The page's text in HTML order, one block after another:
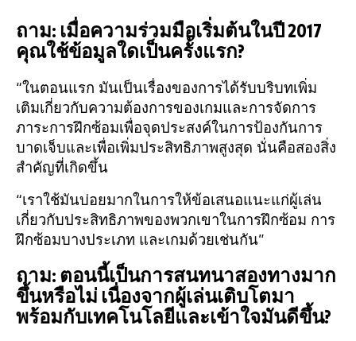
ถาม: เมื่อความร่วมมือเริ่มต้นในปี 2017
คุณใช้ข้อมูลใดเป็นครั้งแรก?
“ในตอนแรก มันเป็นเรื่องของการได้รับบริบทเพิ่ม
เติมเกี่ยวกับความต้องการของเกมและการจัดการ
ภาระการฝึกซ้อมเพื่อจุดประสงค์ในการป้องกันการ
บาดเจ็บและเพื่อเพิ่มประสิทธิภาพสูงสุด นั่นคือสองสิ่ง
สำคัญที่เกิดขึ้น
“เราใช้มันบ่อยมากในการให้ข้อเสนอแนะแก่ผู้เล่น
เกี่ยวกับประสิทธิภาพของพวกเขาในการฝึกซ้อม การ
ฝึกซ้อมบางประเภท และเกมด้วยเช่นกัน”
ถาม: ตอนนี้เป็นการสนทนาสองทางมาก
ขึ้นหรือไม่ เนื่องจากผู้เล่นเติบโตมา
พร้อมกับเทคโนโลยีและเข้าใจมันดีขึ้น?